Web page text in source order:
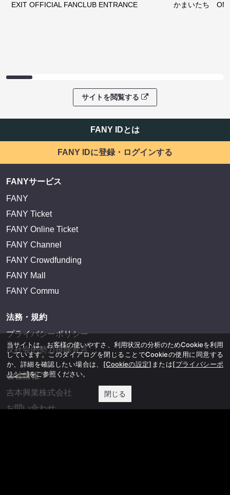
EXIT OFFICIAL FANCLUB ENTRANCE かまいたち
サイトを閲覧する
FANY IDとは
FANY IDに登録・ログインする
FANYサービス
FANY
FANY Ticket
FANY Online Ticket
FANY Channel
FANY Crowdfunding
FANY Mall
FANY Commu
法務・規約
プライバシーポリシー
反社会的勢力排除宣言
会社情報
吉本興業株式会社
お問い合わせ
当サイトは、お客様の使いやすさ、利用状況の分析のためCookieを利用
しています。このダイアログを閉じることでCookieの使用に同意する
か、詳細を確認したい場合は、 [Cookieの設定] または[プライバシーポ
リシー]をご参照ください。
閉じる